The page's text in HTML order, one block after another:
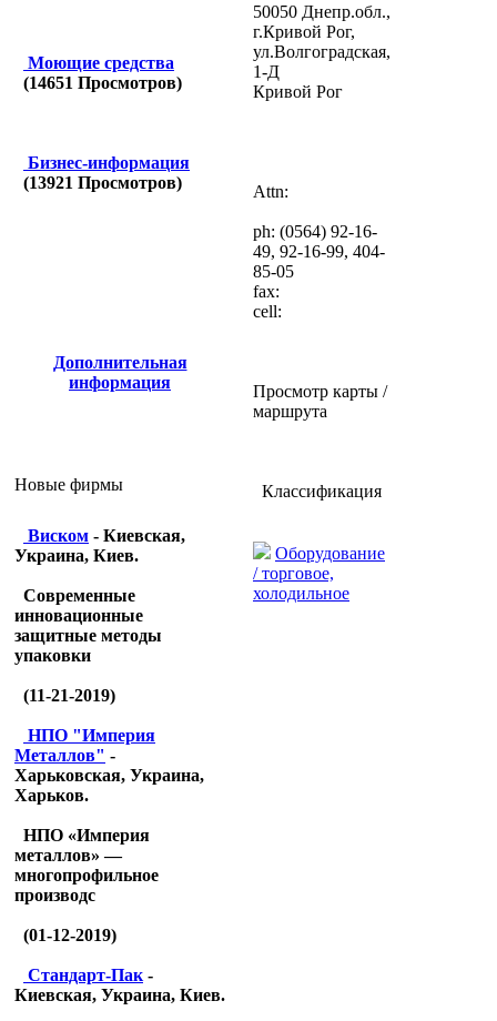
Моющие средства
(14651 Просмотров)
Бизнес-информация
(13921 Просмотров)
Дополнительная
информация
Новые фирмы
Виском - Киевская,
Украина, Киев.
Современные
инновационные
защитные методы
упаковки
(11-21-2019)
НПО "Империя
Металлов" -
Харьковская, Украина,
Харьков.
НПО «Империя
металлов» —
многопрофильное
производс
(01-12-2019)
Стандарт-Пак -
Киевская, Украина, Киев.
50050 Днепр.обл.,
г.Кривой Рог,
ул.Волгоградская,
1-Д
Кривой Рог
Attn:
ph: (0564) 92-16-
49, 92-16-99, 404-
85-05
fax:
cell:
Просмотр карты /
маршрута
Классификация
Оборудование
/ торговое,
холодильное